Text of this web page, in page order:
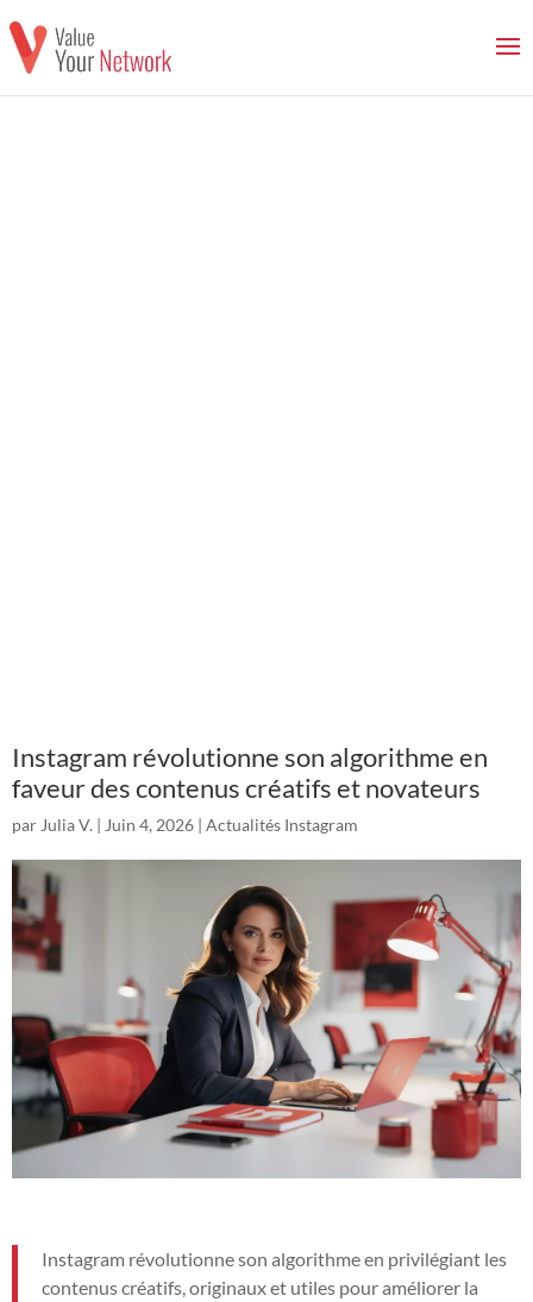
Instagram révolutionne son algorithme en
faveur des contenus créatifs et novateurs
par Julia V. | Juin 4, 2026 | Actualités Instagram
Instagram révolutionne son algorithme en privilégiant les
contenus créatifs, originaux et utiles pour améliorer la